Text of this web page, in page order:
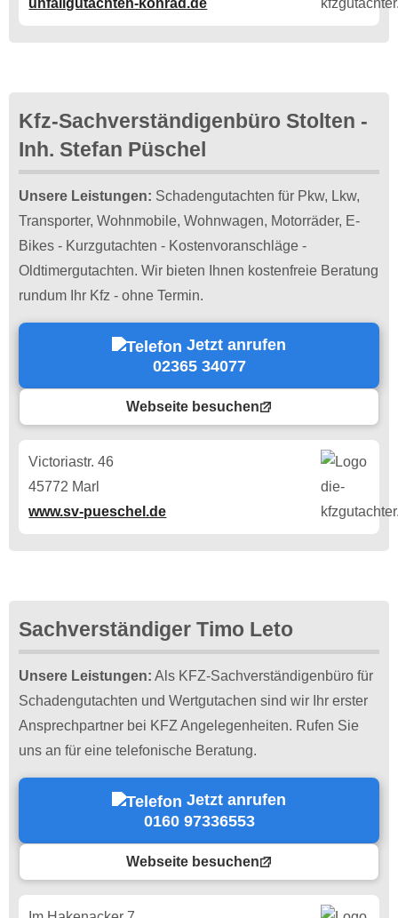
Kfz-Sachverständigenbüro Stolten -
Inh. Stefan Püschel
Unsere Leistungen: Schadengutachten für Pkw, Lkw,
Transporter, Wohnmobile, Wohnwagen, Motorräder, E-
Bikes - Kurzgutachten - Kostenvoranschläge -
Oldtimergutachten. Wir bieten Ihnen kostenfreie Beratung
rundum Ihr Kfz - ohne Termin.
Jetzt anrufen
02365 34077
Webseite besuchen
Victoriastr. 46
45772 Marl
www.sv-pueschel.de
Sachverständiger Timo Leto
Unsere Leistungen: Als KFZ-Sachverständigenbüro für
Schadengutachten und Wertgutachen sind wir Ihr erster
Ansprechpartner bei KFZ Angelegenheiten. Rufen Sie
uns an für eine telefonische Beratung.
Jetzt anrufen
0160 97336553
Webseite besuchen